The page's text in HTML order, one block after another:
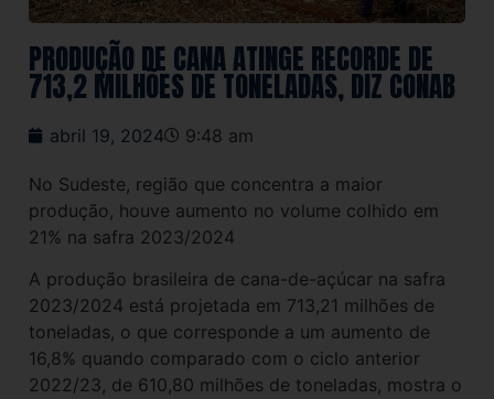
PRODUÇÃO DE CANA ATINGE RECORDE DE
713,2 MILHÕES DE TONELADAS, DIZ CONAB
abril 19, 2024 9:48 am
No Sudeste, região que concentra a maior
produção, houve aumento no volume colhido em
21% na safra 2023/2024
A produção brasileira de cana-de-açúcar na safra
2023/2024 está projetada em 713,21 milhões de
toneladas, o que corresponde a um aumento de
16,8% quando comparado com o ciclo anterior
2022/23, de 610,80 milhões de toneladas, mostra o